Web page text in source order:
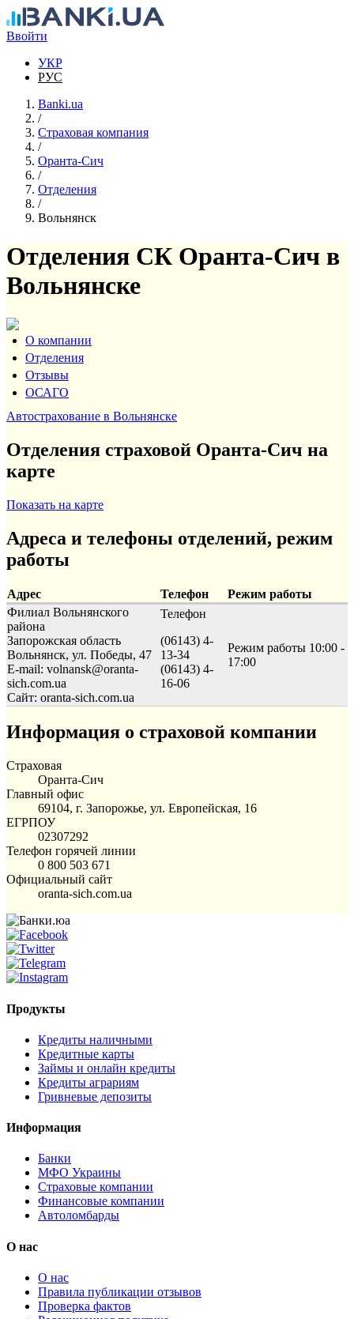
Перейти к основному содержанию
Ввойти
УКР
РУС
Banki.ua
/
Страховая компания
/
Оранта-Сич
/
Отделения
/
Вольнянск
Отделения СК Оранта-Сич в
Вольнянске
О компании
Отделения
Отзывы
ОСАГО
Автострахование в Вольнянске
Отделения страховой Оранта-Сич на
карте
Показать на карте
Адреса и телефоны отделений, режим
работы
Адрес Телефон
Режим работы
Филиал Вольнянского
района
Запорожская область
Вольнянск, ул. Победы, 47
E-mail: volnansk@oranta-
sich.com.ua
Сайт: oranta-sich.com.ua
Телефон
(06143) 4-
13-34
(06143) 4-
16-06
Режим работы 10:00 -
17:00
Информация о страховой компании
Страховая
Оранта-Сич
Главный офис
69104, г. Запорожье, ул. Европейская, 16
ЕГРПОУ
02307292
Телефон горячей линии
0 800 503 671
Официальный сайт
oranta-sich.com.ua
Продукты
Кредиты наличными
Кредитные карты
Займы и онлайн кредиты
Кредиты аграриям
Гривневые депозиты
Информация
Банки
МФО Украины
Страховые компании
Финансовые компании
Автоломбарды
О нас
О нас
Правила публикации отзывов
Проверка фактов